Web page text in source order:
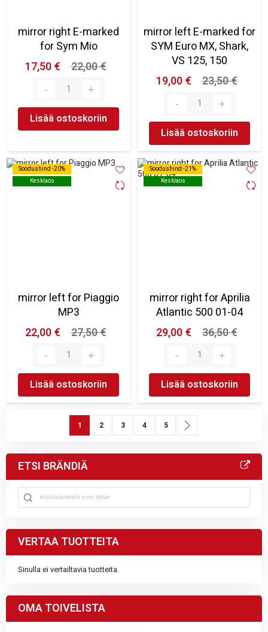
mirror right E-marked
for Sym Mio
17,50 €
22,00 €
Lisää ostoskoriin
mirror left E-marked for
SYM Euro MX, Shark,
VS 125, 150
19,00 €
23,50 €
Lisää ostoskoriin
Soodushind -20%
Kesklaos
Soodushind -20%
Kesklaos
mirror left for Piaggio
MP3
22,00 €
27,50 €
Lisää ostoskoriin
Soodushind -21%
Kesklaos
Soodushind -21%
Kesklaos
mirror right for Aprilia
Atlantic 500 01-04
29,00 €
36,50 €
Lisää ostoskoriin
SivuYou're currently reading page
1 Sivu
2 Sivu
3 Sivu
4 Sivu
5
ETSI BRÄNDIÄ
VERTAA TUOTTEITA
Sinulla ei vertailtavia tuotteita.
OMA TOIVELISTA